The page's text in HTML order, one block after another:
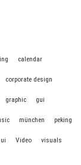
calendar
corporate design
graphic gui
münchen peking
ui Video visuals